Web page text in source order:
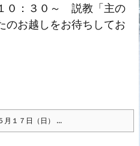
０：３０～ 説教「主の
お越しをお待ちしてお
月１７日（日） ...